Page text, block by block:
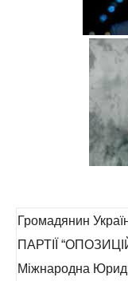
Громадянин
ПАРТІЇ
Міжнародна